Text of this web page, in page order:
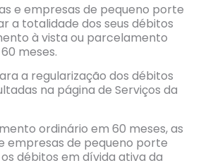
e empresas de pequeno porte
a totalidade dos seus débitos
à vista ou parcelamento
meses.
a regularização dos débitos
na página de Serviços da
ordinário em 60 meses, as
empresas de pequeno porte
débitos em dívida ativa da